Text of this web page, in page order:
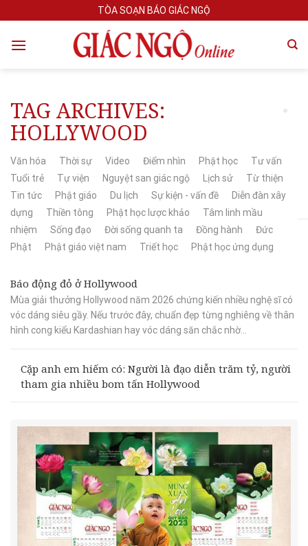
to
content
TÒA SOẠN BÁO GIÁC NGỘ
TAG ARCHIVES:
HOLLYWOOD
Văn hóa Thời sự Video Điểm nhìn Phật học
Tư vấn
Tuổi trẻ
Tự viện Nguyệt san giác ngộ Lịch sử
Từ thiện
Tin tức
Phật giáo Du lịch Sự kiện - vấn đề
Diễn đàn xây
dựng
Thiền tông Phật học lược khảo
Tâm linh mầu
nhiệm
Sống đạo Đời sống quanh ta Đồng hành
Đức
Phật
Phật giáo việt nam Triết học Phật học ứng dụng
Báo động đỏ ở Hollywood
Mùa giải thưởng Hollywood năm 2026 chứng kiến nhiều nghệ sĩ có
vóc dáng siêu gầy. Nếu trước đây, chuẩn đẹp từng nghiêng về thân
hình cong kiểu Kardashian hay vóc dáng săn chắc nhờ...
Cặp anh em hiếm có: Người là đạo diễn trăm tỷ, người
tham gia nhiều bom tấn Hollywood